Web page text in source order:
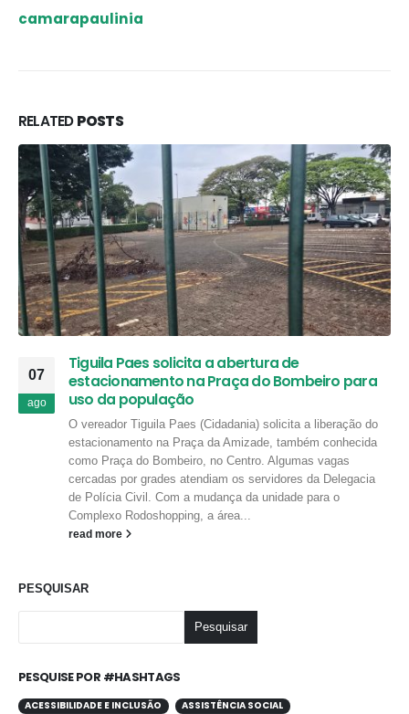
camarapaulinia
RELATEDPOSTS
07
ago
Tiguila Paes solicita a abertura de
estacionamento na Praça do Bombeiro para
uso da população
O vereador Tiguila Paes (Cidadania) solicita a liberação do
estacionamento na Praça da Amizade, também conhecida
como Praça do Bombeiro, no Centro. Algumas vagas
cercadas por grades atendiam os servidores da Delegacia
de Polícia Civil. Com a mudança da unidade para o
Complexo Rodoshopping, a área...
read more
PESQUISAR
Pesquisar
PESQUISE POR #HASHTAGS
ACESSIBILIDADE E INCLUSÃO
ASSISTÊNCIA SOCIAL